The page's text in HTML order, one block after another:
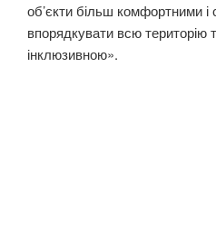
об’єкти більш комфортними
впорядкувати всю територію
інклюзивною».